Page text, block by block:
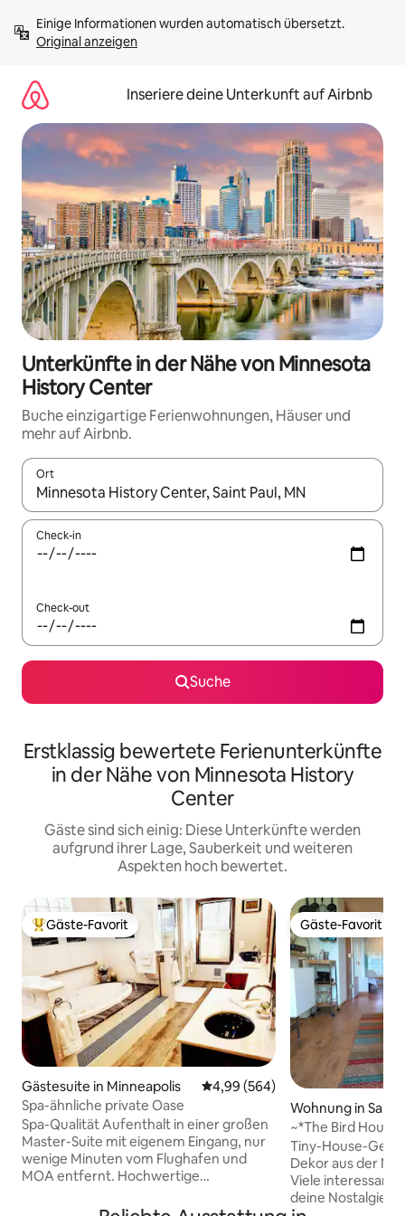
Inhalten
springenOriginal anzeigen
Inseriere deine Unterkunft auf Airbnb
Unterkünfte in der Nähe von Minnesota
History Center
Buche einzigartige Ferienwohnungen, Häuser und
mehr auf Airbnb.
Ort
Wenn Ergebnisse verfügbar sind, navigiere mit den
Check-in
Check-out
Suche
Erstklassig bewertete Ferienunterkünfte
in der Nähe von Minnesota History
Center
Gäste sind sich einig: Diese Unterkünfte werden
aufgrund ihrer Lage, Sauberkeit und weiteren
Aspekten hoch bewertet.
Beliebter Gäste-Favorit.
Gäste-Favorit
Gästesuite in Minneapolis Durchschnittliche Bewertung:
4,99 (564)
Spa-ähnliche private Oase
Spa-Qualität Aufenthalt in einer großen
Master-Suite mit eigenem Eingang, nur
wenige Minuten vom Flughafen und
MOA entfernt. Hochwertige
meisten Hotels nicht findest, ganz für
Gäste-Favorit
Gäste-Favorit
Wohnung in Saint
~*The Bird
Mid-Mod-Mini!
Tiny-House-
Dekor aus der
Viele
deine Nostalgie